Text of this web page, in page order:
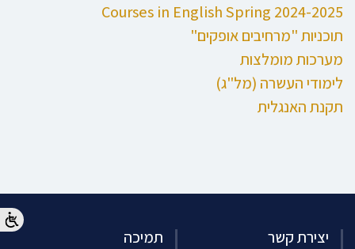
Courses in English Spring 2024-2025
תוכניות "מרחיבים אופקים"
מערכות מומלצות
לימודי העשרה (מל"ג)
תקנת האנגלית
יצירת קשר תמיכה